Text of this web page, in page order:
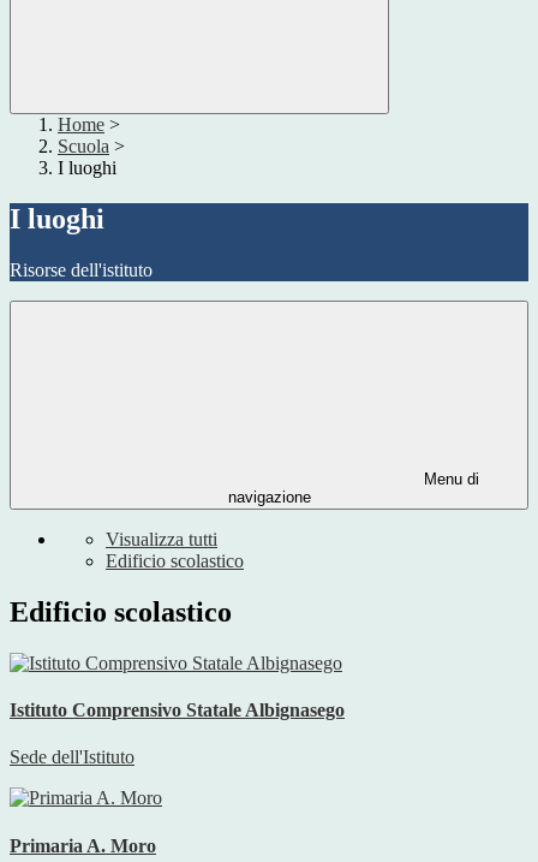
Home >
Scuola >
I luoghi
I luoghi
Risorse dell'istituto
Menu di
navigazione
Visualizza tutti
Edificio scolastico
Edificio scolastico
Istituto Comprensivo Statale Albignasego
Sede dell'Istituto
Primaria A. Moro